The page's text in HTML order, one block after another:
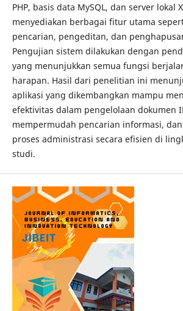
PHP, basis data MySQL, dan server lokal
menyediakan berbagai fitur utama
pencarian, pengeditan, dan
Pengujian sistem dilakukan dengan
yang menunjukkan semua fungsi
harapan. Hasil dari penelitian ini
aplikasi yang dikembangkan mampu
efektivitas dalam pengelolaan dokumen
mempermudah pencarian informasi,
proses administrasi secara efisien di
studi.